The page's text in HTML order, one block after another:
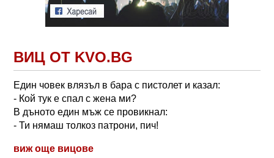
ВИЦ ОТ KVO.BG
Един човек влязъл в бара с пистолет и казал:
- Кой тук е спал с жена ми?
В дъното един мъж се провикнал:
- Ти нямаш толкоз патрони, пич!
виж още вицове